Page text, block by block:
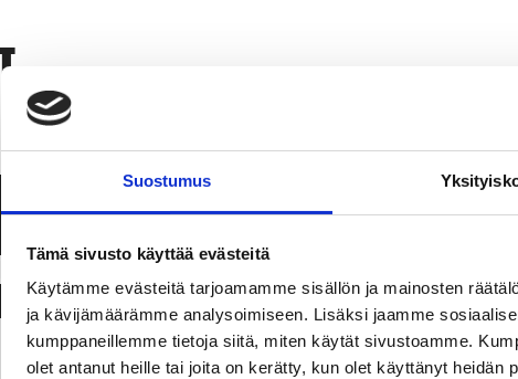
Suostumus
Tämä sivusto käyttää evästeitä
Käytämme evästeitä tarjoamamme sisällön ja mainosten
ja kävijämäärämme analysoimiseen. Lisäksi jaamme
kumppaneillemme tietoja siitä, miten käytät sivustoamme.
olet antanut heille tai joita on kerätty, kun olet käyttänyt heidän
–
– PELLO